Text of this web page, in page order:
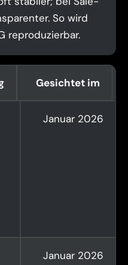
So wird
reproduzierbar.
Gesichtet im
Januar 2026
Januar 2026